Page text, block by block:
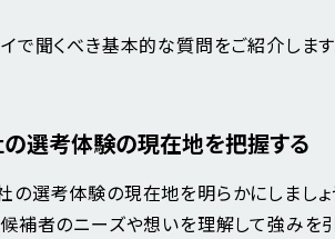
で聞くべき基本的な質問をご紹介します
選考体験の現在地を把握する
の選考体験の現在地を明らかにしまし
候補者のニーズや想いを理解して強みを